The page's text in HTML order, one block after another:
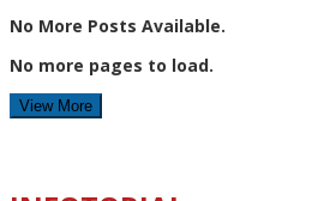
No More Posts Available.
No more pages to load.
View More